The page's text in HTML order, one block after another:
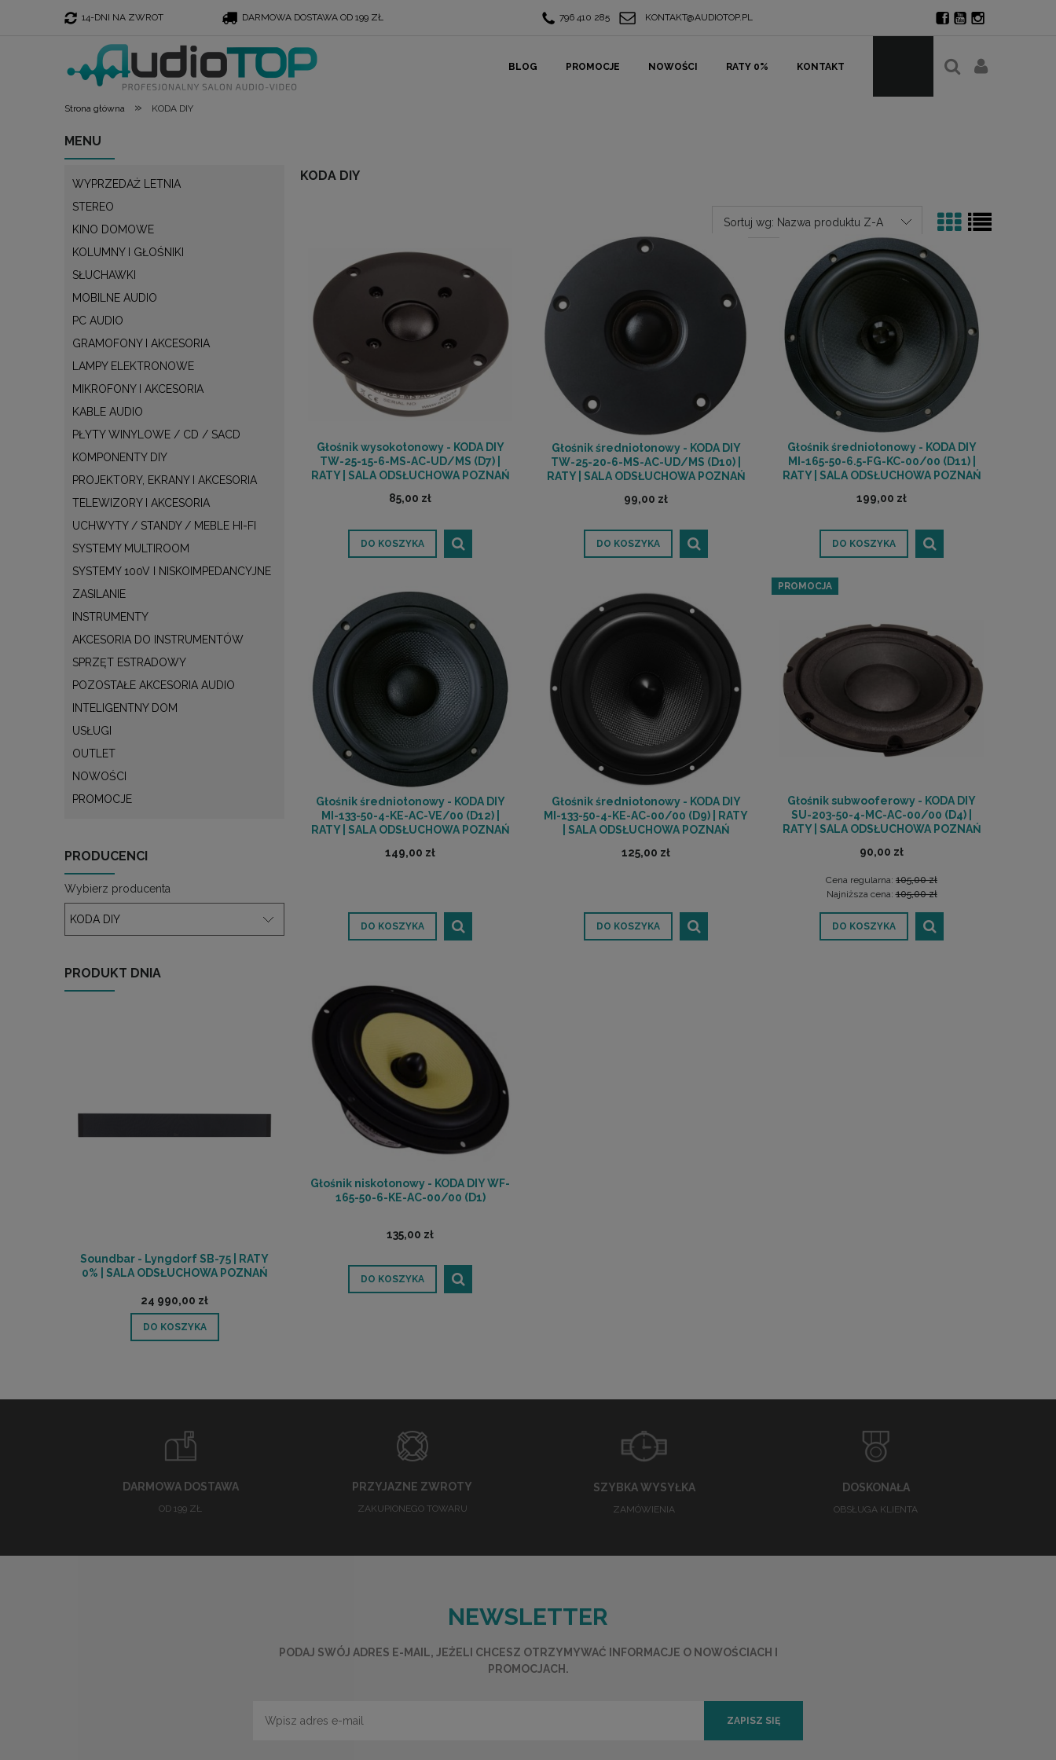
14-DNI NA ZWROT DARMOWA DOSTAWA OD 199 ZŁ 796 410 285 KONTAKT@AUDIOTOP.PL
BLOG PROMOCJE NOWOŚCI RATY 0% KONTAKT
Strona główna » KODA DIY
MENU
WYPRZEDAŻ LETNIA
STEREO
KINO DOMOWE
KOLUMNY I GŁOŚNIKI
SŁUCHAWKI
MOBILNE AUDIO
PC AUDIO
GRAMOFONY I AKCESORIA
LAMPY ELEKTRONOWE
MIKROFONY I AKCESORIA
KABLE AUDIO
PŁYTY WINYLOWE / CD / SACD
KOMPONENTY DIY
PROJEKTORY, EKRANY I AKCESORIA
TELEWIZORY I AKCESORIA
UCHWYTY / STANDY / MEBLE HI-FI
SYSTEMY MULTIROOM
SYSTEMY 100V I NISKOIMPEDANCYJNE
ZASILANIE
INSTRUMENTY
AKCESORIA DO INSTRUMENTÓW
SPRZĘT ESTRADOWY
POZOSTAŁE AKCESORIA AUDIO
INTELIGENTNY DOM
USŁUGI
OUTLET
NOWOŚCI
PROMOCJE
PRODUCENCI
Wybierz producenta
PRODUKT DNIA
Soundbar - Lyngdorf SB-75 | RATY
0% | SALA ODSŁUCHOWA POZNAŃ
24 990,00 zł
DO KOSZYKA
KODA DIY
Sortuj wg: Nazwa produktu Z-A
Głośnik wysokotonowy - KODA DIY
TW-25-15-6-MS-AC-UD/MS (D7) |
RATY | SALA ODSŁUCHOWA POZNAŃ
85,00 zł
DO KOSZYKA
Głośnik średniotonowy - KODA DIY
TW-25-20-6-MS-AC-UD/MS (D10) |
RATY | SALA ODSŁUCHOWA POZNAŃ
99,00 zł
DO KOSZYKA
Głośnik średniotonowy - KODA DIY
MI-165-50-6.5-FG-KC-00/00 (D11) |
RATY | SALA ODSŁUCHOWA POZNAŃ
199,00 zł
DO KOSZYKA
Głośnik średniotonowy - KODA DIY
MI-133-50-4-KE-AC-VE/00 (D12) |
RATY | SALA ODSŁUCHOWA POZNAŃ
149,00 zł
DO KOSZYKA
Głośnik średniotonowy - KODA DIY
MI-133-50-4-KE-AC-00/00 (D9) | RATY
| SALA ODSŁUCHOWA POZNAŃ
125,00 zł
DO KOSZYKA
Głośnik subwooferowy - KODA DIY
SU-203-50-4-MC-AC-00/00 (D4) |
RATY | SALA ODSŁUCHOWA POZNAŃ
90,00 zł
Cena regularna: 105,00 zł
Najniższa cena:105,00 zł
DO KOSZYKA
PROMOCJA
Głośnik niskotonowy - KODA DIY WF-
165-50-6-KE-AC-00/00 (D1)
135,00 zł
DO KOSZYKA
DARMOWA DOSTAWA
OD 199 ZŁ
PRZYJAZNE ZWROTY
ZAKUPIONEGO TOWARU
SZYBKA WYSYŁKA
ZAMÓWIENIA
DOSKONAŁA
OBSŁUGA KLIENTA
NEWSLETTER
PODAJ SWÓJ ADRES E-MAIL, JEŻELI CHCESZ OTRZYMYWAĆ INFORMACJE O NOWOŚCIACH I
PROMOCJACH.
ZAPISZ SIĘ